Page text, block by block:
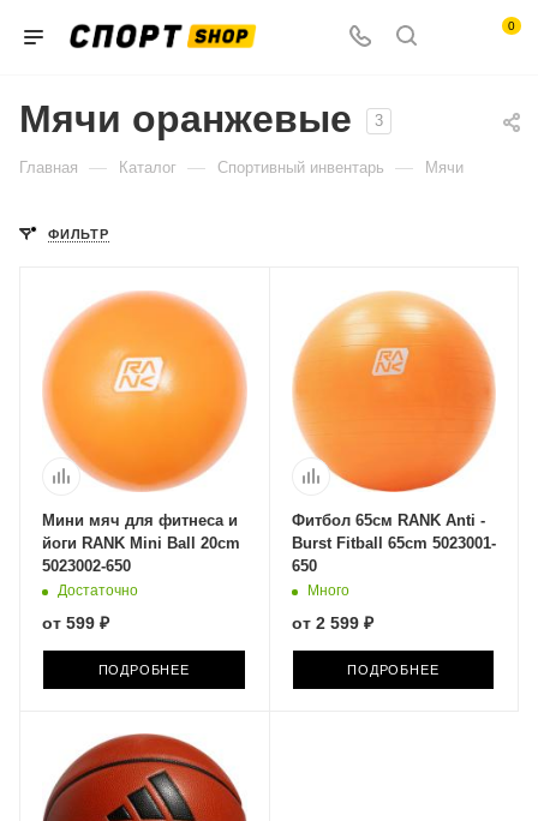
0
Мячи оранжевые 3
Главная — Каталог — Спортивный инвентарь — Мячи
ФИЛЬТР
Мини мяч для фитнеса и
йоги RANK Mini Ball 20cm
5023002-650
Достаточно
от 599 ₽
ПОДРОБНЕЕ
Фитбол 65см RANK Anti -
Burst Fitball 65сm 5023001-
650
Много
от 2 599 ₽
ПОДРОБНЕЕ